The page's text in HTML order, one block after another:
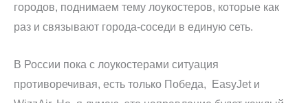
городов, поднимаем тему лоукостеров, которые как
раз и связывают города-соседи в единую сеть.
В России пока с лоукостерами ситуация
противоречивая, есть только Победа, EasyJet и